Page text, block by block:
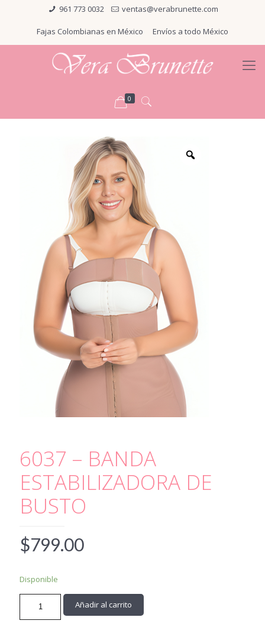
961 773 0032 ventas@verabrunette.com
Fajas Colombianas en México Envíos a todo México
0
6037 – BANDA
ESTABILIZADORA DE
BUSTO
$799.00
Disponible
BANDA
Añadir al carrito